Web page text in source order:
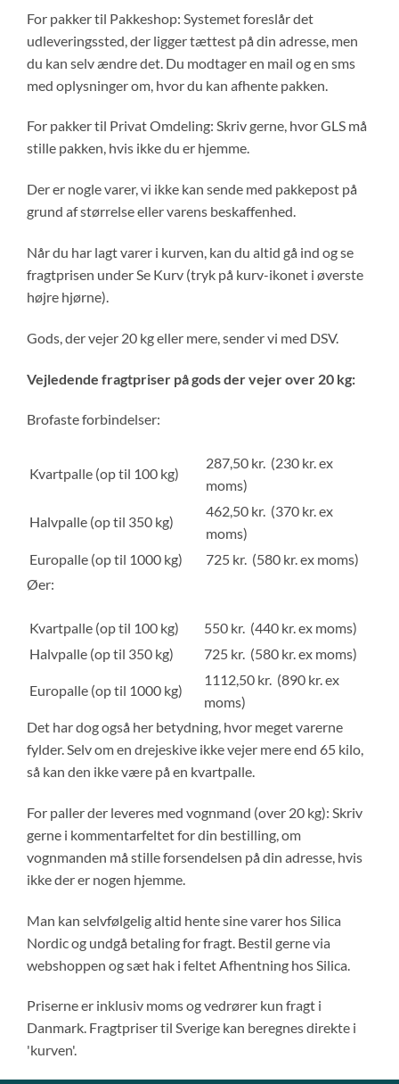
For pakker til Pakkeshop: Systemet foreslår det
udleveringssted, der ligger tættest på din adresse, men
du kan selv ændre det. Du modtager en mail og en sms
med oplysninger om, hvor du kan afhente pakken.
For pakker til Privat Omdeling: Skriv gerne, hvor GLS må
stille pakken, hvis ikke du er hjemme.
Der er nogle varer, vi ikke kan sende med pakkepost på
grund af størrelse eller varens beskaffenhed.
Når du har lagt varer i kurven, kan du altid gå ind og se
fragtprisen under Se Kurv (tryk på kurv-ikonet i øverste
højre hjørne).
Gods, der vejer 20 kg eller mere, sender vi med DSV.
Vejledende fragtpriser på gods der vejer over 20 kg:
Brofaste forbindelser:
Kvartpalle (op til 100 kg)
287,50 kr. (230 kr. ex
moms)
Halvpalle (op til 350 kg)
462,50 kr. (370 kr. ex
moms)
Europalle (op til 1000 kg)
725 kr. (580 kr. ex moms)
Øer:
Kvartpalle (op til 100 kg)
550 kr. (440 kr. ex moms)
Halvpalle (op til 350 kg)
725 kr. (580 kr. ex moms)
Europalle (op til 1000 kg)
1112,50 kr. (890 kr. ex
moms)
Det har dog også her betydning, hvor meget varerne
fylder. Selv om en drejeskive ikke vejer mere end 65 kilo,
så kan den ikke være på en kvartpalle.
For paller der leveres med vognmand (over 20 kg): Skriv
gerne i kommentarfeltet for din bestilling, om
vognmanden må stille forsendelsen på din adresse, hvis
ikke der er nogen hjemme.
Man kan selvfølgelig altid hente sine varer hos Silica
Nordic og undgå betaling for fragt. Bestil gerne via
webshoppen og sæt hak i feltet Afhentning hos Silica.
Priserne er inklusiv moms og vedrører kun fragt i
Danmark. Fragtpriser til Sverige kan beregnes direkte i
'kurven'.